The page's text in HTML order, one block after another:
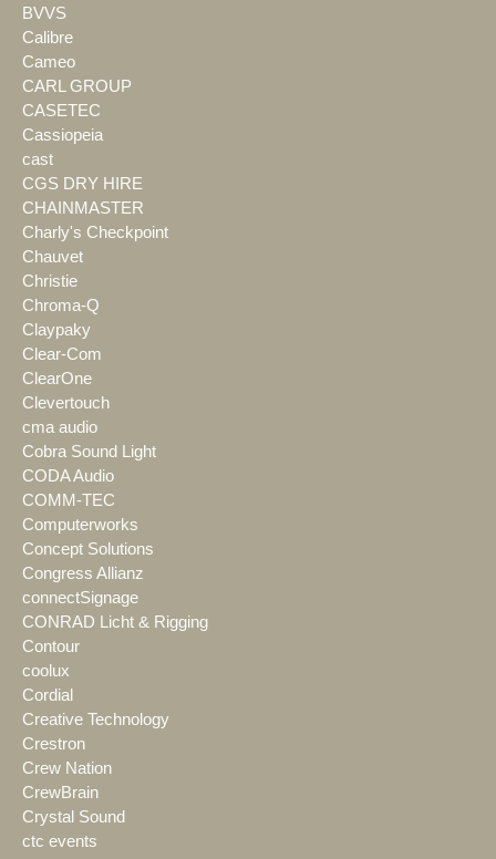
BVVS
Calibre
Cameo
CARL GROUP
CASETEC
Cassiopeia
cast
CGS DRY HIRE
CHAINMASTER
Charly's Checkpoint
Chauvet
Christie
Chroma-Q
Claypaky
Clear-Com
ClearOne
Clevertouch
cma audio
Cobra Sound Light
CODA Audio
COMM-TEC
Computerworks
Concept Solutions
Congress Allianz
connectSignage
CONRAD Licht & Rigging
Contour
coolux
Cordial
Creative Technology
Crestron
Crew Nation
CrewBrain
Crystal Sound
ctc events